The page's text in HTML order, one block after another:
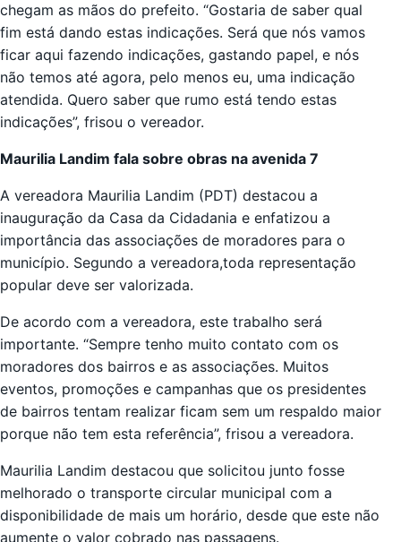
chegam as mãos do prefeito. “Gostaria de saber qual
fim está dando estas indicações. Será que nós vamos
ficar aqui fazendo indicações, gastando papel, e nós
não temos até agora, pelo menos eu, uma indicação
atendida. Quero saber que rumo está tendo estas
indicações”, frisou o vereador.
Maurilia Landim fala sobre obras na avenida 7
A vereadora Maurilia Landim (PDT) destacou a
inauguração da Casa da Cidadania e enfatizou a
importância das associações de moradores para o
município. Segundo a vereadora,toda representação
popular deve ser valorizada.
De acordo com a vereadora, este trabalho será
importante. “Sempre tenho muito contato com os
moradores dos bairros e as associações. Muitos
eventos, promoções e campanhas que os presidentes
de bairros tentam realizar ficam sem um respaldo maior
porque não tem esta referência”, frisou a vereadora.
Maurilia Landim destacou que solicitou junto fosse
melhorado o transporte circular municipal com a
disponibilidade de mais um horário, desde que este não
aumente o valor cobrado nas passagens.